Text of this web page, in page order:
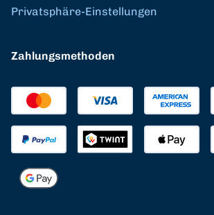
Privatsphäre-Einstellungen
Zahlungsmethoden